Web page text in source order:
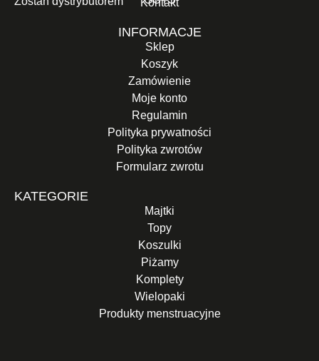
INFORMACJE
Sklep
Koszyk
Zamówienie
Moje konto
Regulamin
Polityka prywatności
Polityka zwrotów
Formularz zwrotu
KATEGORIE
Majtki
Topy
Koszulki
Piżamy
Komplety
Wielopaki
Produkty menstruacyjne